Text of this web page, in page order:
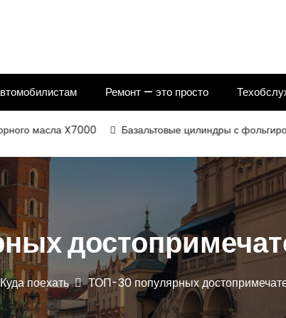
Ремонт — это просто
X7000 Базальтовые цилиндры с фольгированным и
Куда поехать ТОП-30 популярных